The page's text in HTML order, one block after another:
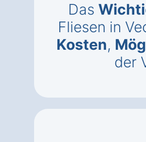
Das
Fliesen in
Kosten,
der